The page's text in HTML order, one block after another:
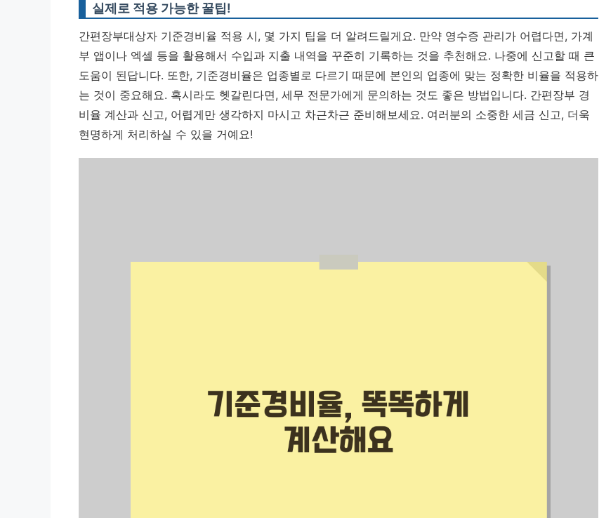
실제로 적용 가능한 꿀팁!
간편장부대상자 기준경비율 적용 시, 몇 가지 팁을 더 알려드릴게요. 만약 영수증 관리가 어렵다면, 가계
부 앱이나 엑셀 등을 활용해서 수입과 지출 내역을 꾸준히 기록하는 것을 추천해요. 나중에 신고할 때 큰
도움이 된답니다. 또한, 기준경비율은 업종별로 다르기 때문에 본인의 업종에 맞는 정확한 비율을 적용하
는 것이 중요해요. 혹시라도 헷갈린다면, 세무 전문가에게 문의하는 것도 좋은 방법입니다. 간편장부 경
비율 계산과 신고, 어렵게만 생각하지 마시고 차근차근 준비해보세요. 여러분의 소중한 세금 신고, 더욱
현명하게 처리하실 수 있을 거예요!